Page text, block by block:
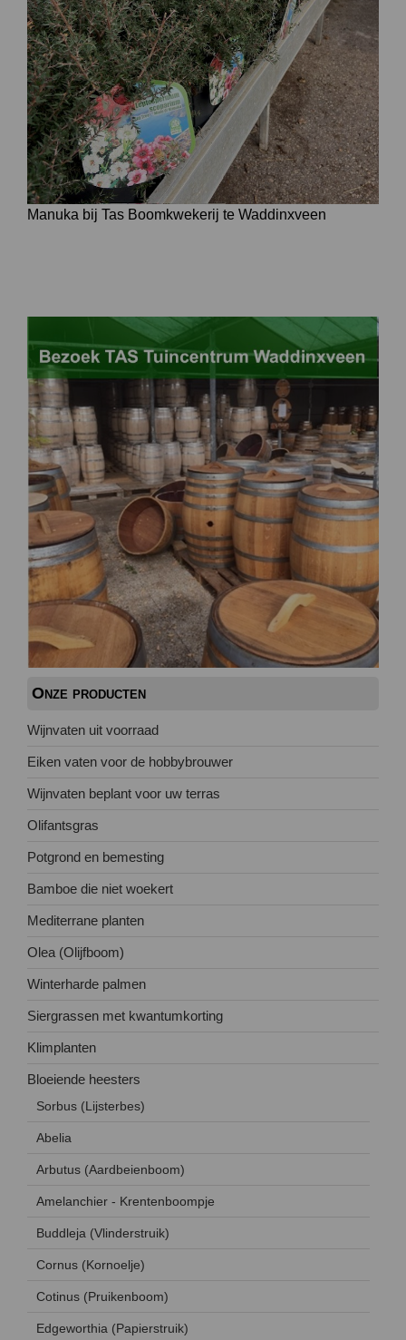
Manuka bij Tas Boomkwekerij te Waddinxveen
Onze producten
Wijnvaten uit voorraad
Eiken vaten voor de hobbybrouwer
Wijnvaten beplant voor uw terras
Olifantsgras
Potgrond en bemesting
Bamboe die niet woekert
Mediterrane planten
Olea (Olijfboom)
Winterharde palmen
Siergrassen met kwantumkorting
Klimplanten
Bloeiende heesters
Sorbus (Lijsterbes)
Abelia
Arbutus (Aardbeienboom)
Amelanchier - Krentenboompje
Buddleja (Vlinderstruik)
Cornus (Kornoelje)
Cotinus (Pruikenboom)
Edgeworthia (Papierstruik)